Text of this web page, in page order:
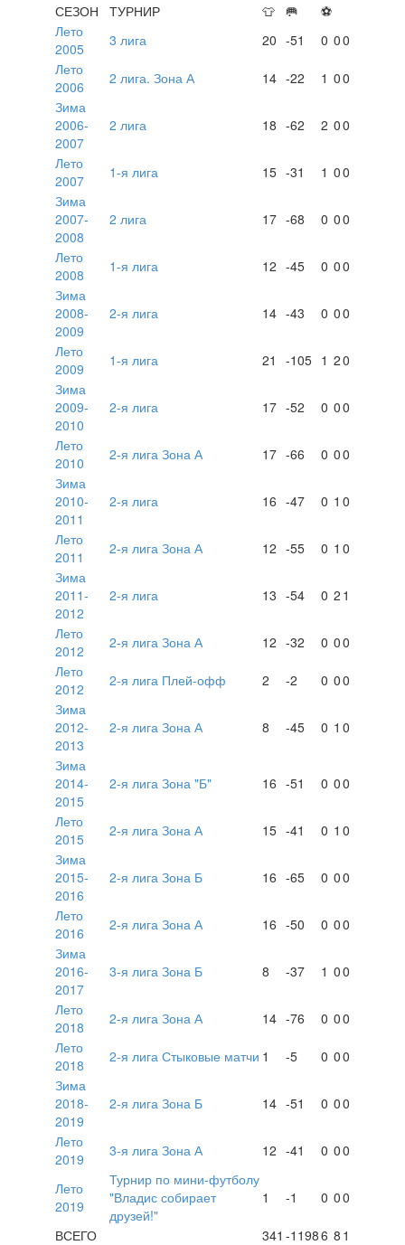
СЕЗОН
ТУРНИР 👕 🥅
⚽
Лето
2005
3 лига 20 -51 0 00
Лето
2006
2 лига. Зона А 14 -22 1 00
Зима
2006-
2007
2 лига 18 -62 2 00
Лето
2007
1-я лига 15 -31 1 00
Зима
2007-
2008
2 лига 17 -68 0 00
Лето
2008
1-я лига 12 -45 0 00
Зима
2008-
2009
2-я лига 14 -43 0 00
Лето
2009
1-я лига 21 -105 1 20
Зима
2009-
2010
2-я лига 17 -52 0 00
Лето
2010
2-я лига Зона А 17 -66 0 00
Зима
2010-
2011
2-я лига 16 -47 0 1 0
Лето
2011
2-я лига Зона А 12 -55 0 1 0
Зима
2011-
2012
2-я лига 13 -54 0 2 1
Лето
2012
2-я лига Зона А 12 -32 0 00
Лето
2012
2-я лига Плей-офф 2 -2 0 00
Зима
2012-
2013
2-я лига Зона А 8 -45 0 1 0
Зима
2014-
2015
2-я лига Зона "Б" 16 -51 0 00
Лето
2015
2-я лига Зона А 15 -41 0 1 0
Зима
2015-
2016
2-я лига Зона Б 16 -65 0 00
Лето
2016
2-я лига Зона А 16 -50 0 00
Зима
2016-
2017
3-я лига Зона Б 8 -37 1 00
Лето
2018
2-я лига Зона А 14 -76 0 00
Лето
2018
2-я лига Стыковые матчи 1 -5 0 00
Зима
2018-
2019
2-я лига Зона Б 14 -51 0 00
Лето
2019
3-я лига Зона А 12 -41 0 00
Лето
2019
Турнир по мини-футболу
"Владис собирает
друзей!"
1 -1 0 00
ВСЕГО 341 -11986 8 1